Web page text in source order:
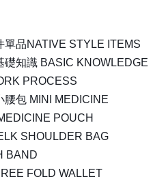
單品NATIVE STYLE ITEMS
礎知識 BASIC KNOWLEDGE
PROCESS
腰包 MINI MEDICINE
POUCH
SHOULDER BAG
BAND
FOLD WALLET